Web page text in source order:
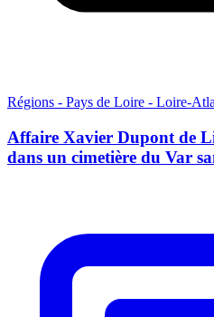
Régions - Pays de Loire - Loire-
Affaire Xavier Dupont de
dans un cimetière du Var